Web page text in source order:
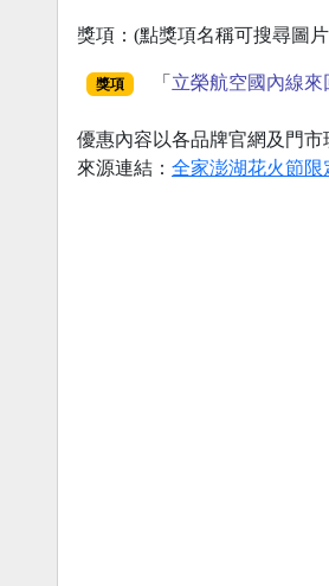
獎項：(點獎項名稱可搜尋圖
獎項 「 立榮航空國內線來
優惠內容以各品牌官網及門市
來源連結： 全家澎湖花火節